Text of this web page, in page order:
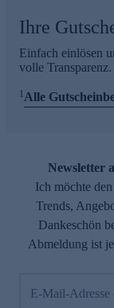
Ihre
Einfach einlösen
volle Transparenz.
1Alle
Newsletter
Ich möchte
Trends,
Dankeschön
Abmeldung ist
E-Mail-Adresse